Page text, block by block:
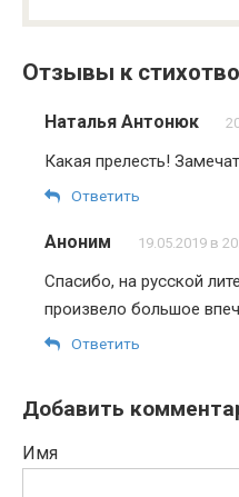
Отзывы к
Наталья Антонюк
Какая прелесть!
Ответить
Аноним 19.05.2019 в
Спасибо, на русской
произвело большое
Ответить
Добавить
Имя